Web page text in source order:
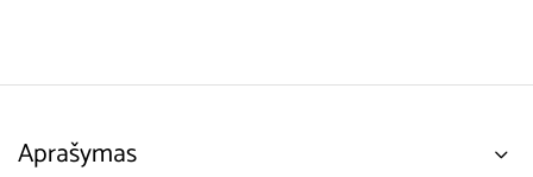
Aprašymas